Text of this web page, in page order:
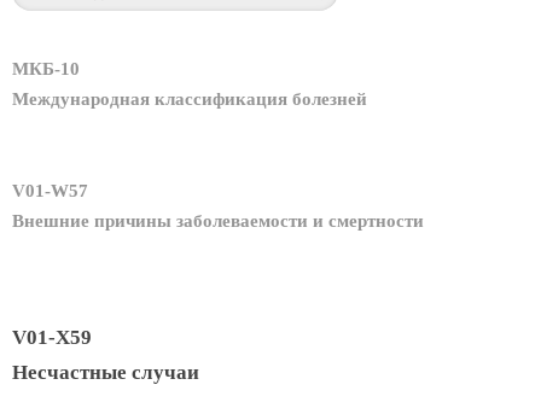
МКБ-10
Международная классификация болезней
V01-W57
Внешние причины заболеваемости и смертности
V01-X59
Несчастные случаи